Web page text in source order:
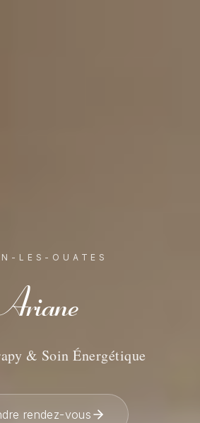
LES-OUATES
Ariane
& Soin Énergétique
rendez-vous